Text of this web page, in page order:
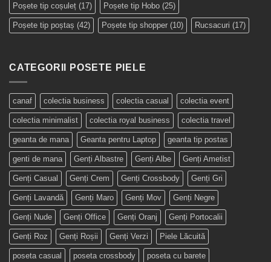
Poșete tip coșuleț (17) Poșete tip Hobo (25)
Poșete tip poștaș (42) Poșete tip shopper (10) Rucsacuri (17)
CATEGORII POSETE PIELE
canaf colectia business colectia casual colectia event
colectia minimalist colectia royal business colectia travel
geanta de mana Geanta pentru Laptop geanta tip postas
genti de mana Genți Albastre Genți Albe Genți Ametist
Genți Casual Genți Crem Genți Crossbody Genți Gri
Genți Lavandă Genți Maro Genți Mov Genți Negre
Genți Nude Genți Office Genți Oranj Genți Portocalii
Genți Roz Genți Roșii Genți Verzi Piele Lăcuită
poseta casual poseta crossbody poseta cu barete